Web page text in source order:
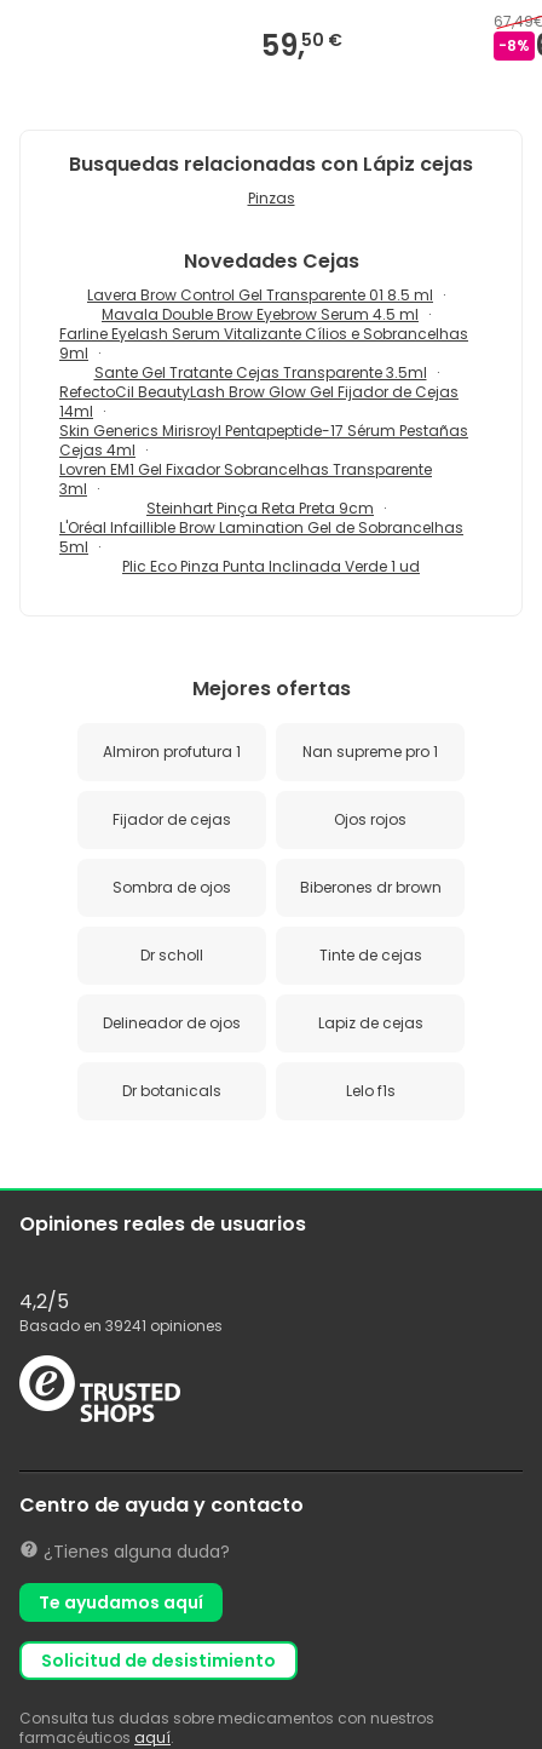
59,50 €
-8%
Busquedas relacionadas con Lápiz cejas
Pinzas
Novedades Cejas
Lavera Brow Control Gel Transparente 01 8.5 ml
Mavala Double Brow Eyebrow Serum 4.5 ml
Farline Eyelash Serum Vitalizante Cílios e Sobrancelhas
9ml
Sante Gel Tratante Cejas Transparente 3.5ml
RefectoCil BeautyLash Brow Glow Gel Fijador de Cejas
14ml
Skin Generics Mirisroyl Pentapeptide-17 Sérum Pestañas
Cejas 4ml
Lovren EM1 Gel Fixador Sobrancelhas Transparente
3ml
Steinhart Pinça Reta Preta 9cm
L'Oréal Infaillible Brow Lamination Gel de Sobrancelhas
5ml
Plic Eco Pinza Punta Inclinada Verde 1 ud
Mejores ofertas
Almiron profutura 1 Nan supreme pro 1
Fijador de cejas Ojos rojos
Sombra de ojos Biberones dr brown
Dr scholl Tinte de cejas
Delineador de ojos Lapiz de cejas
Dr botanicals Lelo f1s
Opiniones reales de usuarios
4,2/5
Basado en 39241 opiniones
Centro de ayuda y contacto
¿Tienes alguna duda?
Te ayudamos aquí
solicitud de desistimiento
Consulta tus dudas sobre medicamentos con nuestros
farmacéuticos aquí.